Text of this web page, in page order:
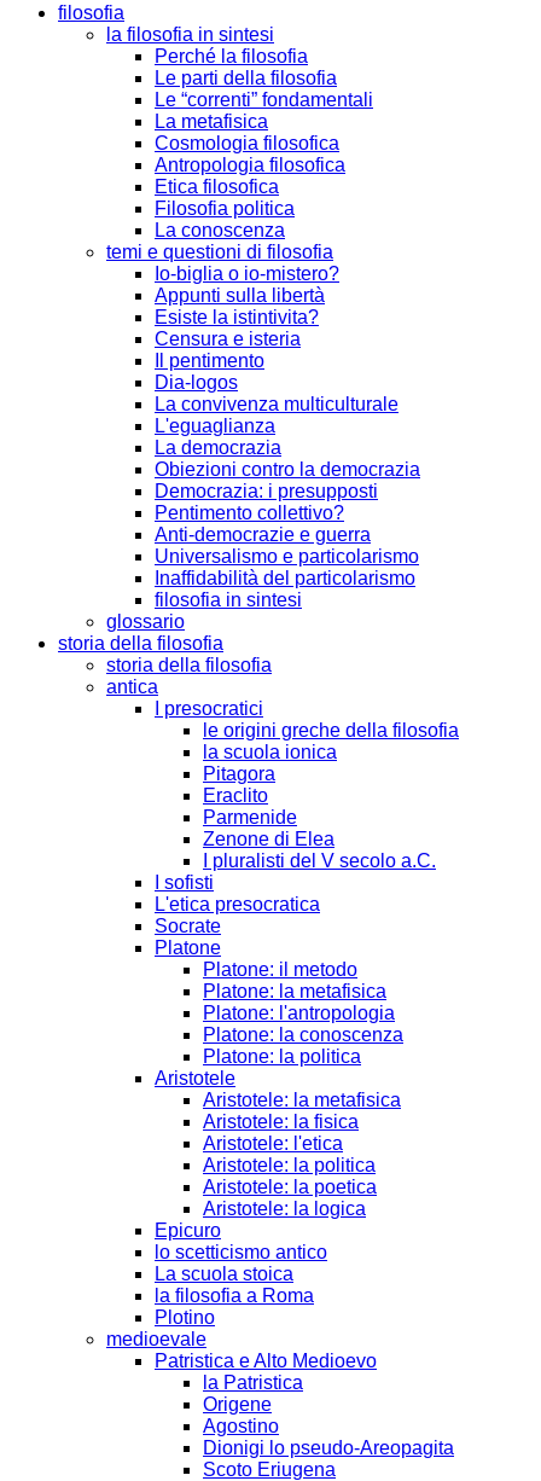
filosofia
la filosofia in sintesi
Perché la filosofia
Le parti della filosofia
Le “correnti” fondamentali
La metafisica
Cosmologia filosofica
Antropologia filosofica
Etica filosofica
Filosofia politica
La conoscenza
temi e questioni di filosofia
Io-biglia o io-mistero?
Appunti sulla libertà
Esiste la istintivita?
Censura e isteria
Il pentimento
Dia-logos
La convivenza multiculturale
L'eguaglianza
La democrazia
Obiezioni contro la democrazia
Democrazia: i presupposti
Pentimento collettivo?
Anti-democrazie e guerra
Universalismo e particolarismo
Inaffidabilità del particolarismo
filosofia in sintesi
glossario
storia della filosofia
storia della filosofia
antica
I presocratici
le origini greche della filosofia
la scuola ionica
Pitagora
Eraclito
Parmenide
Zenone di Elea
I pluralisti del V secolo a.C.
I sofisti
L'etica presocratica
Socrate
Platone
Platone: il metodo
Platone: la metafisica
Platone: l'antropologia
Platone: la conoscenza
Platone: la politica
Aristotele
Aristotele: la metafisica
Aristotele: la fisica
Aristotele: l'etica
Aristotele: la politica
Aristotele: la poetica
Aristotele: la logica
Epicuro
lo scetticismo antico
La scuola stoica
la filosofia a Roma
Plotino
medioevale
Patristica e Alto Medioevo
la Patristica
Origene
Agostino
Dionigi lo pseudo-Areopagita
Scoto Eriugena